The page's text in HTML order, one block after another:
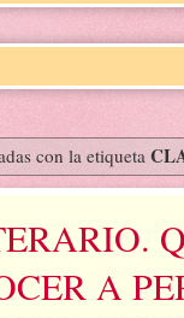
con la etiqueta
A